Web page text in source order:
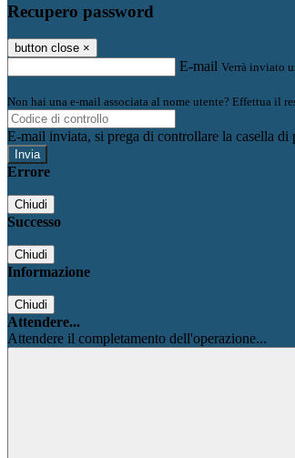
Recupero password
button close ×
E-mail Verrà inviato
Non hai una e-mail associata al nome utente? Effettua il
E-mail inviata, si prega di controllare la casella di
Errore
Chiudi
Successo
Chiudi
Informazione
Chiudi
Attendere...
Attendere il completamento dell'operazione...